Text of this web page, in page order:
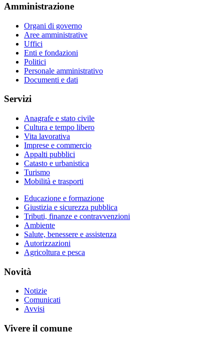
Amministrazione
Organi di governo
Aree amministrative
Uffici
Enti e fondazioni
Politici
Personale amministrativo
Documenti e dati
Servizi
Anagrafe e stato civile
Cultura e tempo libero
Vita lavorativa
Imprese e commercio
Appalti pubblici
Catasto e urbanistica
Turismo
Mobilità e trasporti
Educazione e formazione
Giustizia e sicurezza pubblica
Tributi, finanze e contravvenzioni
Ambiente
Salute, benessere e assistenza
Autorizzazioni
Agricoltura e pesca
Novità
Notizie
Comunicati
Avvisi
Vivere il comune